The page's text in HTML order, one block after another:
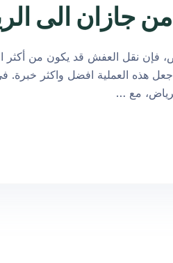
نقل العفش قد يكون من أكثر
هذه العملية افضل واكثر خبرة.